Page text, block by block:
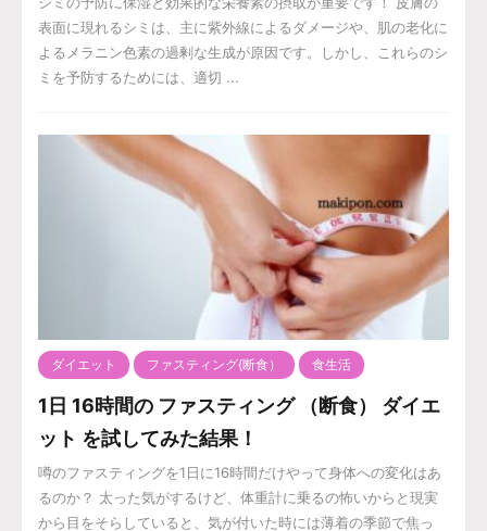
表面に現れるシミは、主に紫外線によるダメージや、肌の老化に
よるメラニン色素の過剰な生成が原因です。しかし、これらのシ
ミを予防するためには、適切 ...
ダイエット ファスティング{断食） 食生活
1日 16時間の ファスティング （断食） ダイエ
ット を試してみた結果！
噂のファスティングを1日に16時間だけやって身体への変化はあ
るのか？ 太った気がするけど、体重計に乗るの怖いからと現実
から目をそらしていると、気が付いた時には薄着の季節で焦っ